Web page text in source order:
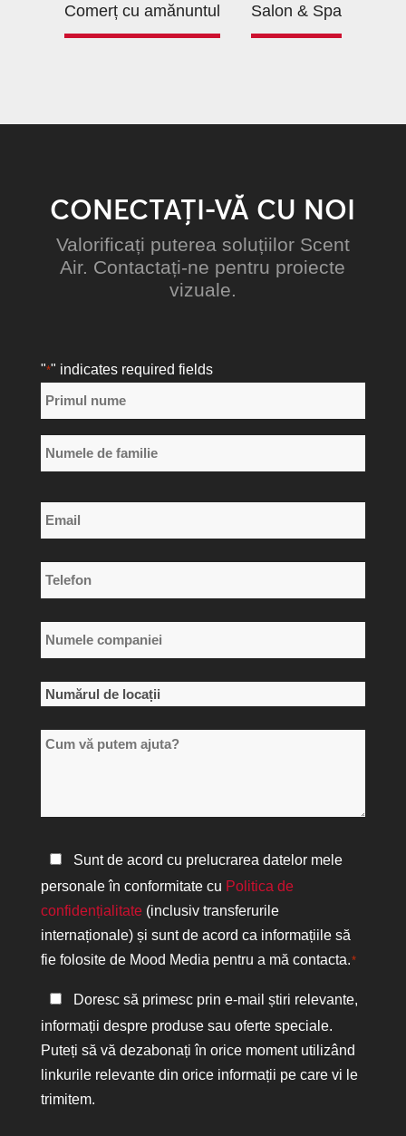
Comerț cu amănuntul Salon & Spa
CONECTAȚI-VĂ CU NOI
Valorificați puterea soluțiilor Scent
Air. Contactați-ne pentru proiecte
vizuale.
"*" indicates required fields
Nume
*
nume
de
Email
*
Telefon
*
Numele
companiei
*
Numărul
locații
Cum
ajuta?
Politica
de
confidențialitate
*
Sunt de acord cu prelucrarea datelor mele
personale în conformitate cu Politica de
confidențialitate(inclusiv transferurile
internaționale) și sunt de acord ca informațiile să
fie folosite de Mood Media pentru a mă contacta.*
Păstrați
legătura
Doresc să primesc prin e-mail știri relevante,
informații despre produse sau oferte speciale.
Puteți să vă dezabonați în orice moment utilizând
linkurile relevante din orice informații pe care vi le
trimitem.